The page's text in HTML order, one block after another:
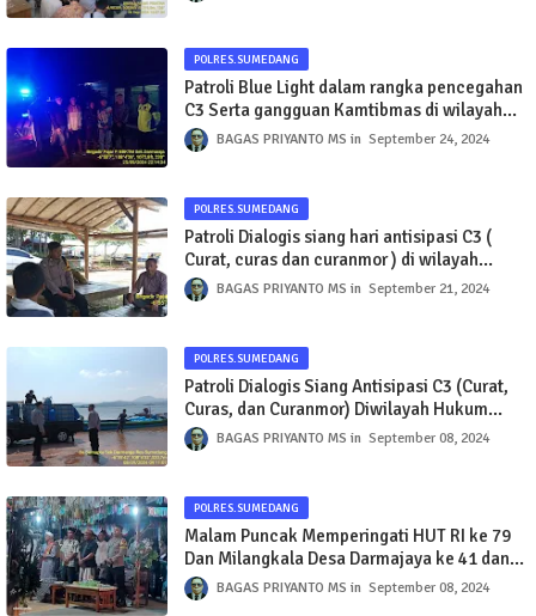
POLRES.SUMEDANG
Patroli Blue Light dalam rangka pencegahan
C3 Serta gangguan Kamtibmas di wilayah
Hukum Polsek Darmaraja
BAGAS PRIYANTO MS September 24, 2024
POLRES.SUMEDANG
Patroli Dialogis siang hari antisipasi C3 (
Curat, curas dan curanmor ) di wilayah
hukum polsek Darmaraja
BAGAS PRIYANTO MS September 21, 2024
POLRES.SUMEDANG
Patroli Dialogis Siang Antisipasi C3 (Curat,
Curas, dan Curanmor) Diwilayah Hukum
Polsek Darmaraja Polres Sumedang
BAGAS PRIYANTO MS September 08, 2024
POLRES.SUMEDANG
Malam Puncak Memperingati HUT RI ke 79
Dan Milangkala Desa Darmajaya ke 41 dan
Memperingati Maulid Nabi Muhammad SAW
1446H
BAGAS PRIYANTO MS September 08, 2024